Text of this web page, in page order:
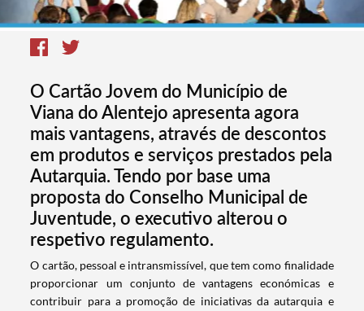
O Cartão Jovem do Município de
Viana do Alentejo apresenta agora
mais vantagens, através de descontos
em produtos e serviços prestados pela
Autarquia. Tendo por base uma
proposta do Conselho Municipal de
Juventude, o executivo alterou o
respetivo regulamento.
​O cartão, pessoal e intransmissível, que tem como finalidade
proporcionar um conjunto de vantagens económicas e
contribuir para a promoção de iniciativas da autarquia e